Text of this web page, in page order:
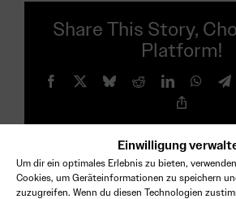
Einwilligung
Um dir ein optimales Erlebnis zu bieten,
Cookies, um Geräteinformationen zu speichern
zuzugreifen. Wenn du diesen Technologien
Share This Story,
Platform!
Facebook BlueskyRedditLinkedIn
About the Author:naklar-